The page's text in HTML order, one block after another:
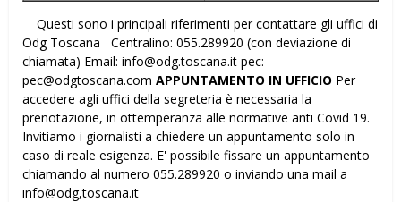
Questi sono i principali riferimenti per contattare gli uffici di
Odg Toscana Centralino: 055.289920 (con deviazione di
chiamata) Email: info@odg.toscana.it pec:
pec@odgtoscana.com APPUNTAMENTO IN UFFICIO Per
accedere agli uffici della segreteria è necessaria la
prenotazione, in ottemperanza alle normative anti Covid 19.
Invitiamo i giornalisti a chiedere un appuntamento solo in
caso di reale esigenza. E' possibile fissare un appuntamento
chiamando al numero 055.289920 o inviando una mail a
info@odg,toscana.it